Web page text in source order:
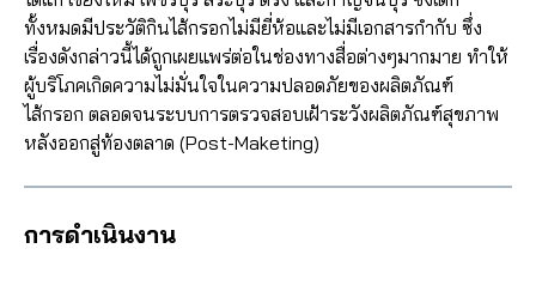
ทั้งหมดมีประวัติกินไส้กรอกไม่มียี่ห้อและไม่มีเอกสารกำกับ ซึ่ง
เรื่องดังกล่าวนี้ได้ถูกเผยแพร่ต่อในช่องทางสื่อต่างๆมากมาย ทำให้
ผู้บริโภคเกิดความไม่มั่นใจในความปลอดภัยของผลิตภัณฑ์
ไส้กรอก ตลอดจนระบบการตรวจสอบเฝ้าระวังผลิตภัณฑ์สุขภาพ
หลังออกสู่ท้องตลาด (Post-Maketing)
การดำเนินงาน